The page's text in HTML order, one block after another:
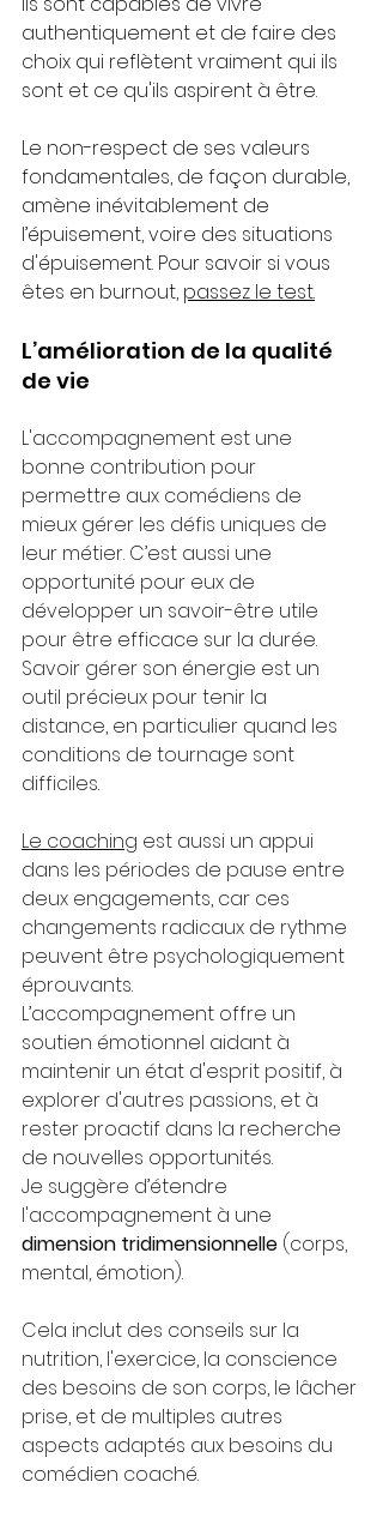
authentiquement et de faire des
choix qui reflètent vraiment qui ils
sont et ce qu'ils aspirent à être.
Le non-respect de ses valeurs
fondamentales, de façon durable,
amène inévitablement de
l’épuisement, voire des situations
d'épuisement. Pour savoir si vous
êtes en burnout, passez le test.
L’amélioration de la qualité
de vie
L'accompagnement est une
bonne contribution pour
permettre aux comédiens de
mieux gérer les défis uniques de
leur métier. C’est aussi une
opportunité pour eux de
développer un savoir-être utile
pour être efficace sur la durée.
Savoir gérer son énergie est un
outil précieux pour tenir la
distance, en particulier quand les
conditions de tournage sont
difficiles.
Le coaching est aussi un appui
dans les périodes de pause entre
deux engagements, car ces
changements radicaux de rythme
peuvent être psychologiquement
éprouvants.
L’accompagnement offre un
soutien émotionnel aidant à
maintenir un état d'esprit positif, à
explorer d'autres passions, et à
rester proactif dans la recherche
de nouvelles opportunités.
Je suggère d’étendre
l'accompagnement à une
dimension tridimensionnelle (corps,
mental, émotion).
Cela inclut des conseils sur la
nutrition, l'exercice, la conscience
des besoins de son corps, le lâcher
prise, et de multiples autres
aspects adaptés aux besoins du
comédien coaché.